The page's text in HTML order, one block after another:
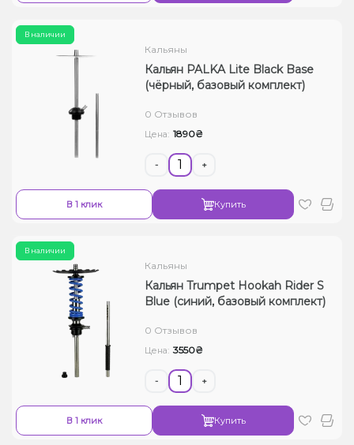
В наличии
Кальяны
Кальян PALKA Lite Black Base
(чёрный, базовый комплект)
0 Отзывов
Цена: 1890₴
- +
В 1 клик Купить
В наличии
Кальяны
Кальян Trumpet Hookah Rider S
Blue (синий, базовый комплект)
0 Отзывов
Цена: 3550₴
- +
В 1 клик Купить